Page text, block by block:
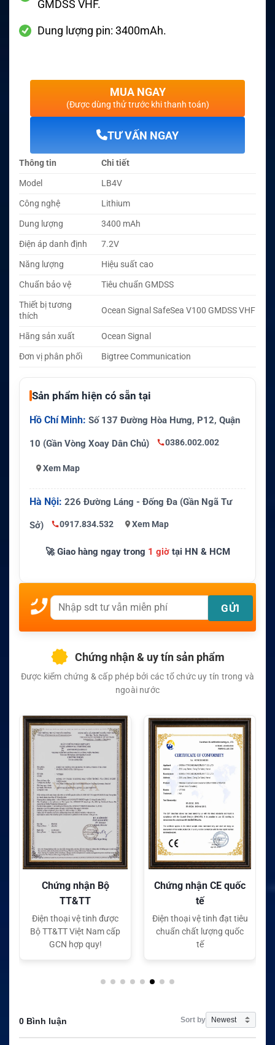
GMDSS VHF.
Dung lượng pin: 3400mAh.
MUA NGAY
(Được dùng thử trước khi thanh toán)
TƯ VẤN NGAY
Thông tin
Chi tiết
Model
LB4V
Công nghệ
Lithium
Dung lượng
3400 mAh
Điện áp danh định
7.2V
Năng lượng
Hiệu suất cao
Chuẩn bảo vệ
Tiêu chuẩn GMDSS
Thiết bị tương
thích
Ocean Signal SafeSea V100 GMDSS VHF
Hãng sản xuất
Ocean Signal
Đơn vị phân phối
Bigtree Communication
Sản phẩm hiện có sẵn tại
Hồ Chí Minh: Số 137 Đường Hòa Hưng, P12, Quận
10 (Gần Vòng Xoay Dân Chủ) 0386.002.002
Xem Map
Hà Nội: 226 Đường Láng - Đống Đa (Gần Ngã Tư
Sở) 0917.834.532 Xem Map
🚀 Giao hàng ngay trong 1 giờtại HN & HCM
Chứng nhận & uy tín sản phẩm
Được kiểm chứng & cấp phép bởi các tổ chức uy tín trong và
ngoài nước
Chứng nhận Bộ
TT&TT
Điện thoại vệ tinh được
Bộ TT&TT Việt Nam cấp
GCN hợp quy!
Chứng nhận CE quốc
tế
Điện thoại vệ tinh đạt tiêu
chuẩn chất lượng quốc
tế
0 Bình luận Sort by